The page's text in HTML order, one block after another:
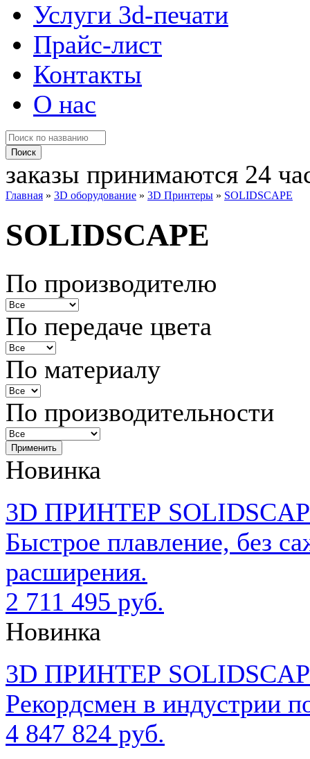
Услуги 3d-печати
Прайс-лист
Контакты
О нас
заказы принимаются 24
Главная » 3D оборудование » 3D Принтеры » SOLIDSCAPE
SOLIDSCAPE
По производителю
По передаче цвета
По материалу
По производительности
Новинка
3D ПРИНТЕР
Быстрое плавление, без
расширения.
2 711 495 руб.
Новинка
3D ПРИНТЕР
Рекордсмен в индустрии
4 847 824 руб.